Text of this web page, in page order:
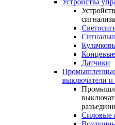
Устройства
Датчики
Промышленные
выключатели и
Силовые